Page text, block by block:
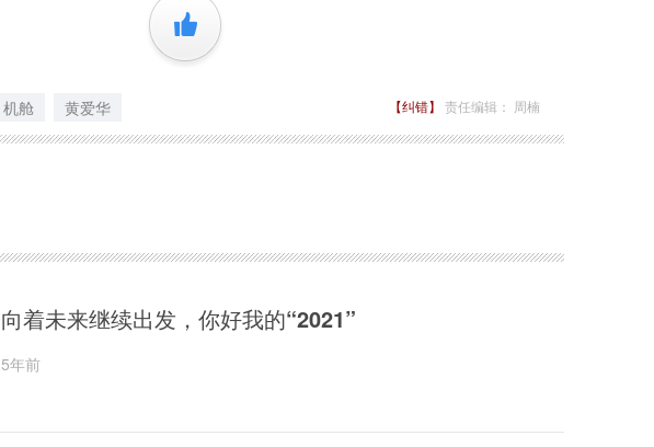
+1
机舱 黄爱华 【纠错】 责任编辑： 周楠
向着未来继续出发，你好我的“2021”
5年前